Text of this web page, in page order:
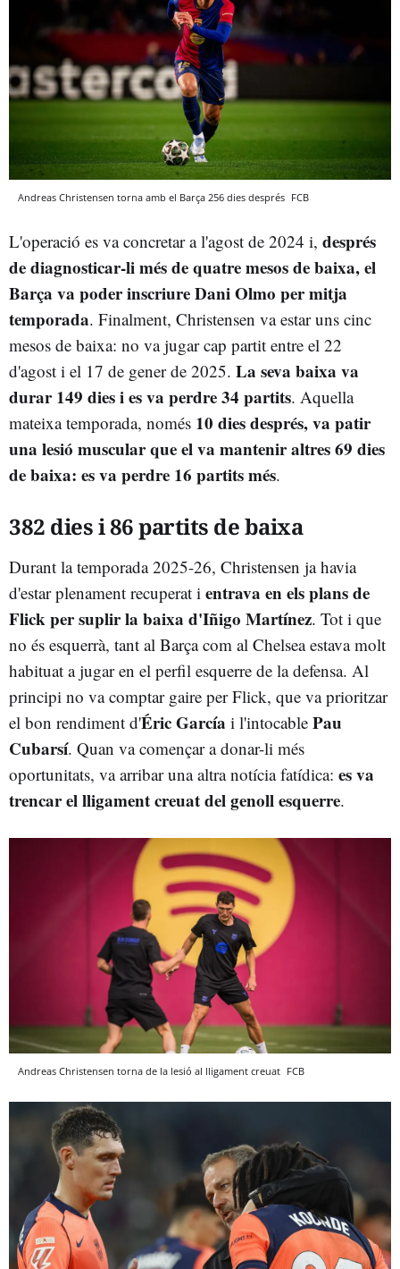
Andreas Christensen torna amb el Barça 256 dies després FCB
L'operació es va concretar a l'agost de 2024 i, després
de diagnosticar-li més de quatre mesos de baixa, el
Barça va poder inscriure Dani Olmo per mitja
temporada. Finalment, Christensen va estar uns cinc
mesos de baixa: no va jugar cap partit entre el 22
d'agost i el 17 de gener de 2025. La seva baixa va
durar 149 dies i es va perdre 34 partits. Aquella
mateixa temporada, només 10 dies després, va patir
una lesió muscular que el va mantenir altres 69 dies
de baixa: es va perdre 16 partits més.
382 dies i 86 partits de baixa
Durant la temporada 2025-26, Christensen ja havia
d'estar plenament recuperat i entrava en els plans de
Flick per suplir la baixa d'Iñigo Martínez. Tot i que
no és esquerrà, tant al Barça com al Chelsea estava molt
habituat a jugar en el perfil esquerre de la defensa. Al
principi no va comptar gaire per Flick, que va prioritzar
el bon rendiment d'ÉricGarcía i l'intocable Pau
Cubarsí. Quan va començar a donar-li més
oportunitats, va arribar una altra notícia fatídica: es va
trencar el lligament creuat del genoll esquerre.
Andreas Christensen torna de la lesió al lligament creuat FCB